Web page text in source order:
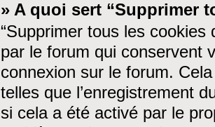
» A quoi sert “Supprimer
“Supprimer tous les cookies
par le forum qui conservent
connexion sur le forum.
telles que l’enregistrement
si cela a été activé par le